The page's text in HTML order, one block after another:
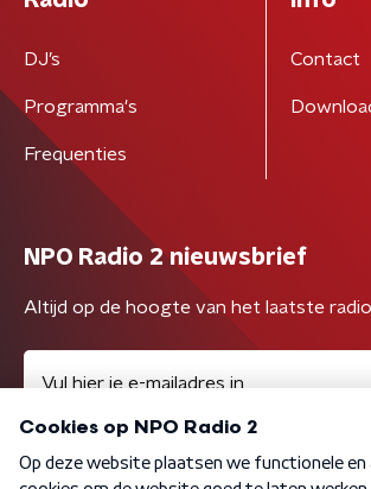
DJ’s
Programma's
Frequenties
Contact
NPO Radio 2 nieuwsbrief
Altijd op de hoogte van het laatste